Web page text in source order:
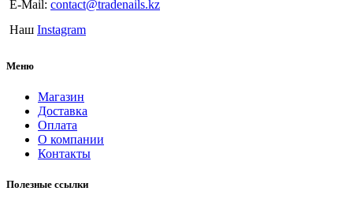
E-Mail: contact@tradenails.kz
Наш Instagram
Меню
Магазин
Доставка
Оплата
О компании
Контакты
Полезные ссылки